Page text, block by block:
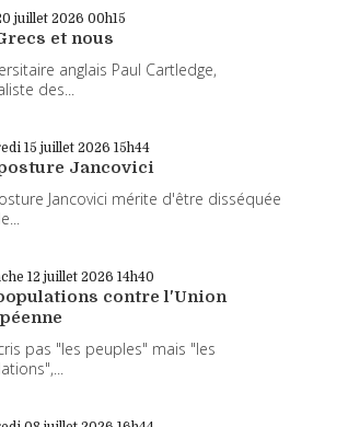
juillet 2026 00h15
et nous
anglais Paul Cartledge,
des...
15 juillet 2026 15h44
Jancovici
Jancovici mérite d'être disséquée
12 juillet 2026 14h40
contre l'Union
pas "les peuples" mais "les